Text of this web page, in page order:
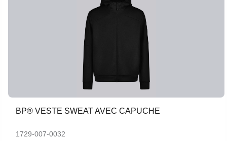
BP® VESTE SWEAT AVEC CAPUCHE
1729-007-0032